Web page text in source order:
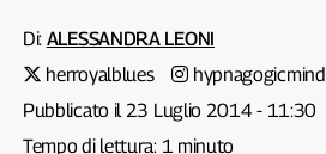
Di: ALESSANDRA LEONI
herroyalblues
hypnagogicmind
Pubblicato il 23 Luglio 2014 - 11:30
Tempo di lettura: 1 minuto